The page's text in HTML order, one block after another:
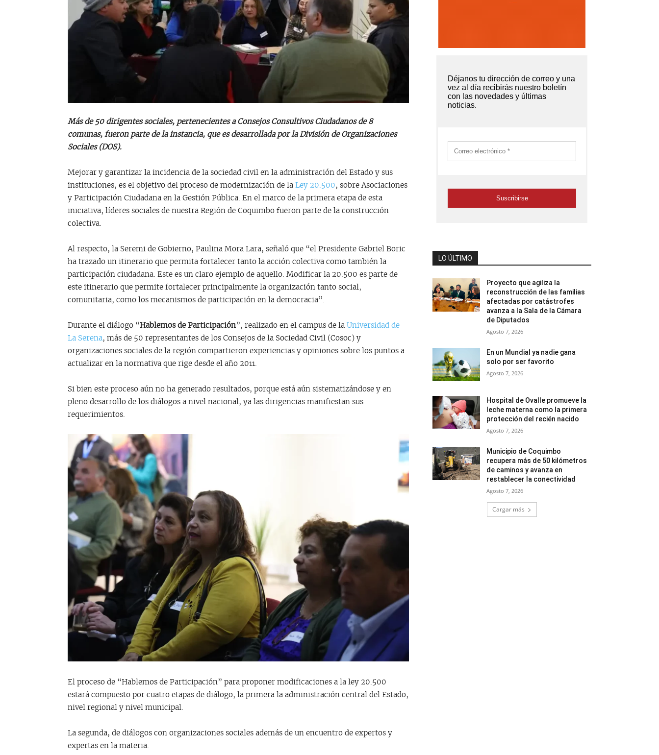
Más de 50 dirigentes sociales, pertenecientes a Consejos Consultivos Ciudadanos de 8
comunas, fueron parte de la instancia, que es desarrollada por la División de Organizaciones
Sociales (DOS).
Mejorar y garantizar la incidencia de la sociedad civil en la administración del Estado y sus
instituciones, es el objetivo del proceso de modernización de la Ley 20.500, sobre Asociaciones
y Participación Ciudadana en la Gestión Pública. En el marco de la primera etapa de esta
iniciativa, líderes sociales de nuestra Región de Coquimbo fueron parte de la construcción
colectiva.
Al respecto, la Seremi de Gobierno, Paulina Mora Lara, señaló que “el Presidente Gabriel Boric
ha trazado un itinerario que permita fortalecer tanto la acción colectiva como también la
participación ciudadana. Este es un claro ejemplo de aquello. Modificar la 20.500 es parte de
este itinerario que permite fortalecer principalmente la organización tanto social,
comunitaria, como los mecanismos de participación en la democracia”.
Durante el diálogo “Hablemos de Participación”, realizado en el campus de la Universidad de
La Serena, más de 50 representantes de los Consejos de la Sociedad Civil (Cosoc) y
organizaciones sociales de la región compartieron experiencias y opiniones sobre los puntos a
actualizar en la normativa que rige desde el año 2011.
Si bien este proceso aún no ha generado resultados, porque está aún sistematizándose y en
pleno desarrollo de los diálogos a nivel nacional, ya las dirigencias manifiestan sus
requerimientos.
El proceso de “Hablemos de Participación” para proponer modificaciones a la ley 20.500
estará compuesto por cuatro etapas de diálogo; la primera la administración central del Estado,
nivel regional y nivel municipal.
La segunda, de diálogos con organizaciones sociales además de un encuentro de expertos y
expertas en la materia.
LO ÚLTIMO
Proyecto que agiliza la
reconstrucción de las familias
afectadas por catástrofes
avanza a la Sala de la Cámara
de Diputados
Agosto 7, 2026
En un Mundial ya nadie gana
solo por ser favorito
Agosto 7, 2026
Hospital de Ovalle promueve la
leche materna como la primera
protección del recién nacido
Agosto 7, 2026
Municipio de Coquimbo
recupera más de 50 kilómetros
de caminos y avanza en
restablecer la conectividad
Agosto 7, 2026
Cargar más